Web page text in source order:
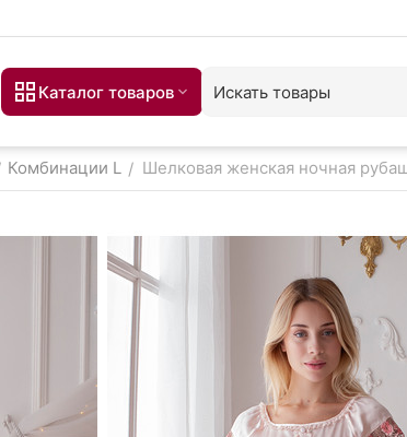
Каталог товаров
Комбинации L / Шелковая женская ночная